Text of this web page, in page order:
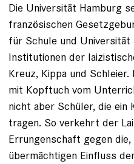
Die Universität Hamburg
französischen
für Schule und Universität
Institutionen der
Kreuz, Kippa und
mit Kopftuch vom
nicht aber Schüler, die ein
tragen. So verkehrt der
Errungenschaft gegen
übermächtigen Einfluss